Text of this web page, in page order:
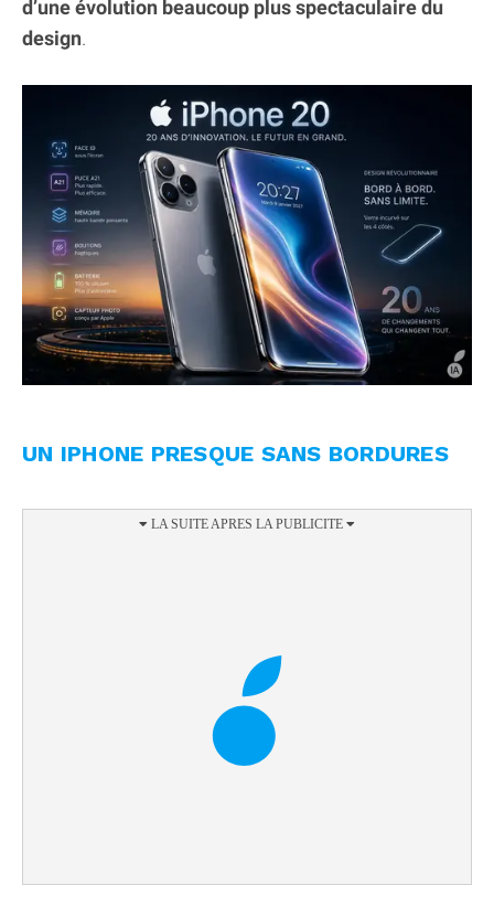
d’une évolution beaucoup plus spectaculaire du
design.
UN IPHONE PRESQUE SANS BORDURES